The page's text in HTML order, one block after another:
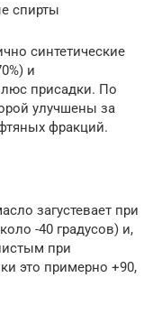
спирты
синтетические
и
присадки. По
улучшены за
фракций.
загустевает при
-40 градусов) и,
при
это примерно +90,